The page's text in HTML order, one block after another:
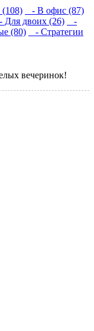
- В офис (87)
Для двоих (26)
-
(80)
- Стратегии
вечеринок!